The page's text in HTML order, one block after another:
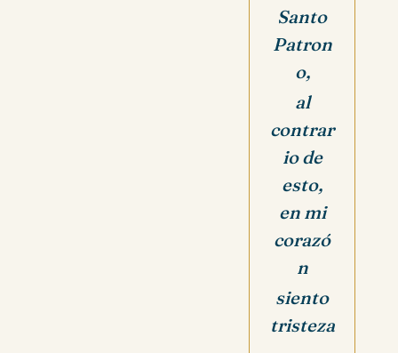
Santo
Patron
o,
al
contrar
io de
esto,
en mi
corazó
n
siento
tristeza